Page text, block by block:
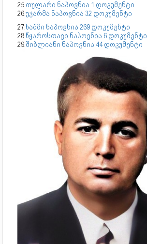
25.თულარი ნაპოვნია 1 დოკუმენტი
26.უჯარმა ნაპოვნია 32 დოკუმენტი
27.ხაშმი ნაპოვნია 269 დოკუმენტი
28.წყაროსთავი ნაპოვნია 6 დოკუმენტი
29.შიბლიანი ნაპოვნია 44 დოკუმენტი